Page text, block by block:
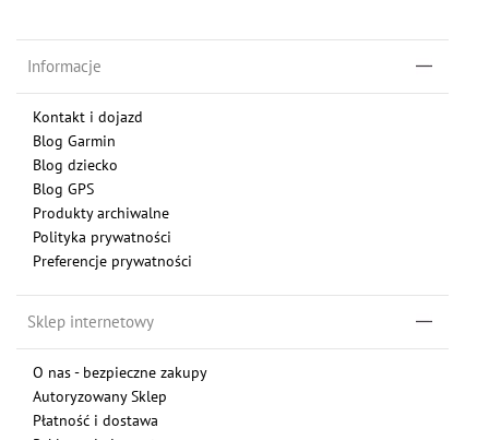
Informacje
Kontakt i dojazd
Blog Garmin
Blog dziecko
Blog GPS
Produkty archiwalne
Polityka prywatności
Preferencje prywatności
Sklep internetowy
O nas - bezpieczne zakupy
Autoryzowany Sklep
Płatność i dostawa